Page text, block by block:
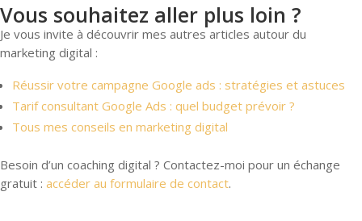
Vous souhaitez aller plus loin ?
Je vous invite à découvrir mes autres articles autour du
marketing digital :
Réussir votre campagne Google ads : stratégies et astuces
Tarif consultant Google Ads : quel budget prévoir ?
Tous mes conseils en marketing digital
Besoin d’un coaching digital ? Contactez-moi pour un échange
gratuit : accéder au formulaire de contact.